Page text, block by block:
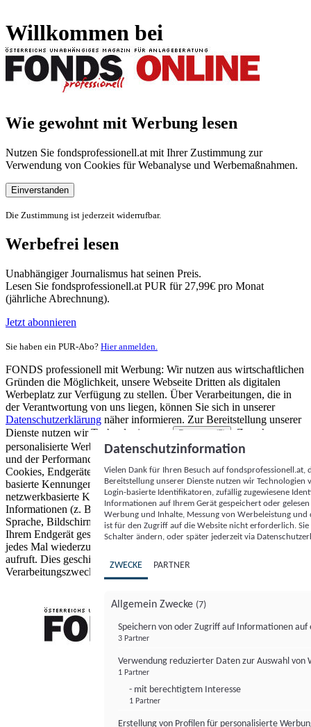
Willkommen bei
Wie gewohnt mit Werbung lesen
Nutzen Sie fondsprofessionell.at mit Ihrer Zustimmung zur
Verwendung von Cookies für Webanalyse und Werbemaßnahmen.
Einverstanden
Die Zustimmung ist jederzeit widerrufbar.
Werbefrei lesen
Unabhängiger Journalismus hat seinen Preis.
Lesen Sie fondsprofessionell.at PUR für 27,99€ pro Monat
(jährliche Abrechnung).
Jetzt abonnieren
Sie haben ein PUR-Abo? Hier anmelden.
FONDS professionell mit Werbung: Wir nutzen aus wirtschaftlichen
Gründen die Möglichkeit, unsere Webseite Dritten als digitalen
Werbeplatz zur Verfügung zu stellen. Über Verarbeitungen, die in
der Verantwortung von uns liegen, können Sie sich in unserer
Datenschutzerklärung näher informieren. Zur Bereitstellung unserer
Dienste nutzen wir Technologien von
Partnern (5)
. Zwecke:
personalisierte Werbung und Inhalte, Messung von Werbeleistung
und der Performance von Inhalten sowie Zielgruppenforschung.
Cookies, Endgeräte- oder ähnliche Online-Kennungen (z. B. login-
basierte Kennungen, zufällig generierte Kennungen,
netzwerkbasierte Kennungen) können zusammen mit anderen
Informationen (z. B. Browsertyp und Browserinformationen,
Sprache, Bildschirmgröße, unterstützte Technologien usw.) auf
Ihrem Endgerät gespeichert oder von dort ausgelesen werden, um es
jedes Mal wiederzuerkennen, wenn es eine App oder einer Webseite
aufruft. Dies geschieht für einen oder mehrere der hier aufgeführten
Verarbeitungszwecke.
Datenschutzinformation
Vielen Dank für Ihren Besuch auf
Bereitstellung unserer Dienste nutzen wir Technologien
Login-basierte Identifikatoren, zufällig zugewiesene
Informationen auf Ihrem Gerät gespeichert oder
Werbung und Inhalte, Messung von Werbeleistung
ist für den Zugriff auf die Website nicht erforderlich.
Schalter ändern, oder später jederzeit via
ZWECKE PARTNER
Allgemein Zwecke (7)
Speichern von oder Zugriff auf Informationen auf
3 Partner
Verwendung reduzierter Daten zur Auswahl von
1 Partner
- mit berechtigtem Interesse
1 Partner
Erstellung von Profilen für personalisierte
FONDS professionell